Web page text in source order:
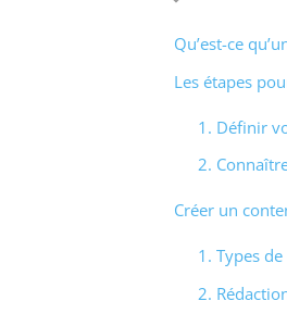
Qu’est-ce
Les étapes
1. Définir
2.
Créer un
1. Types
2.